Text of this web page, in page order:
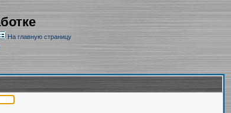
На главную страницу